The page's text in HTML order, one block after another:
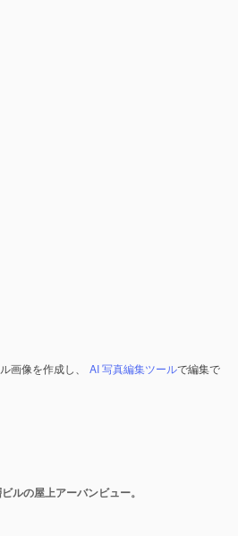
画像を作成し、 AI 写真編集ツールで編集で
ルの屋上アーバンビュー。